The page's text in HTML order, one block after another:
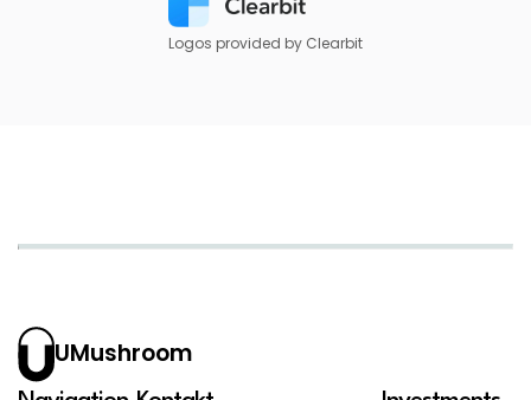
Logos provided by Clearbit
UMushroom